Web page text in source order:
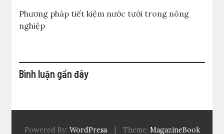
Phương pháp tiết kiệm nước tưới trong nông
nghiệp
Bình luận gần đây
Powered By: WordPress Theme: MagazineBook